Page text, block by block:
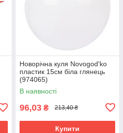
Новорічна куля Novogod'ko
пластик 15cм біла глянець
(974065)
В наявності
96,03 ₴ 213,40 ₴
Купити